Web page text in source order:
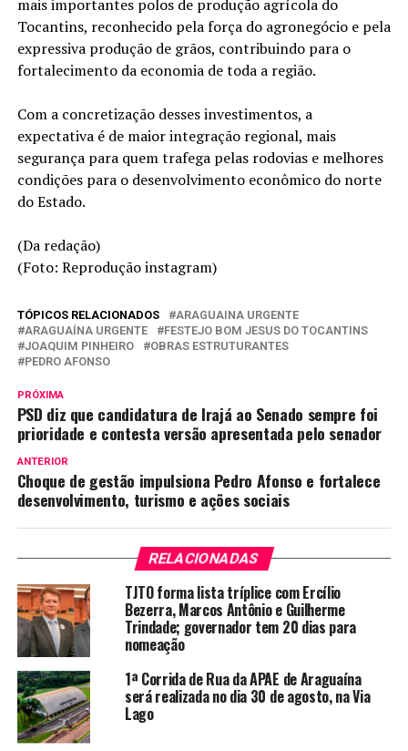
mais importantes polos de produção agrícola do
Tocantins, reconhecido pela força do agronegócio e pela
expressiva produção de grãos, contribuindo para o
fortalecimento da economia de toda a região.
Com a concretização desses investimentos, a
expectativa é de maior integração regional, mais
segurança para quem trafega pelas rodovias e melhores
condições para o desenvolvimento econômico do norte
do Estado.
(Da redação)
(Foto: Reprodução instagram)
TÓPICOS RELACIONADOS
ARAGUAINA URGENTE
ARAGUAÍNA URGENTE
FESTEJO BOM JESUS DO TOCANTINS
JOAQUIM PINHEIRO
OBRAS ESTRUTURANTES
PEDRO AFONSO
PRÓXIMA
PSD diz que candidatura de Irajá ao Senado sempre foi
prioridade e contesta versão apresentada pelo senador
ANTERIOR
Choque de gestão impulsiona Pedro Afonso e fortalece
desenvolvimento, turismo e ações sociais
RELACIONADAS
TJTO forma lista tríplice com Ercílio
Bezerra, Marcos Antônio e Guilherme
Trindade; governador tem 20 dias para
nomeação
1ª Corrida de Rua da APAE de Araguaína
será realizada no dia 30 de agosto, na Via
Lago